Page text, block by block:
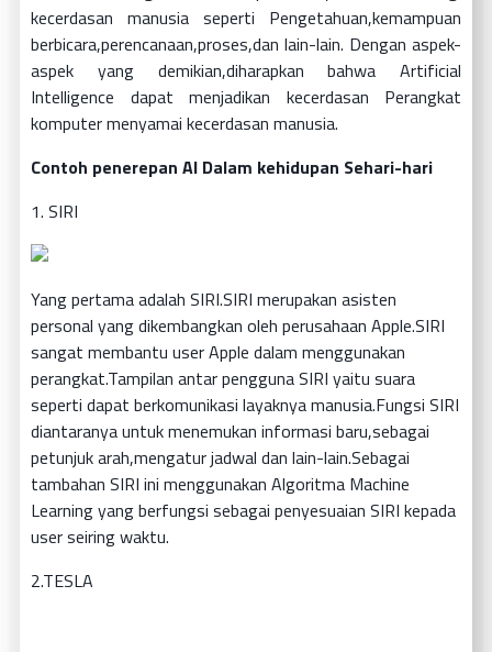
kecerdasan manusia seperti Pengetahuan,kemampuan
berbicara,perencanaan,proses,dan lain-lain. Dengan aspek-
aspek yang demikian,diharapkan bahwa Artificial
Intelligence dapat menjadikan kecerdasan Perangkat
komputer menyamai kecerdasan manusia.
Contoh penerepan AI Dalam kehidupan Sehari-hari
1. SIRI
Yang pertama adalah SIRI.SIRI merupakan asisten
personal yang dikembangkan oleh perusahaan Apple.SIRI
sangat membantu user Apple dalam menggunakan
perangkat.Tampilan antar pengguna SIRI yaitu suara
seperti dapat berkomunikasi layaknya manusia.Fungsi SIRI
diantaranya untuk menemukan informasi baru,sebagai
petunjuk arah,mengatur jadwal dan lain-lain.Sebagai
tambahan SIRI ini menggunakan Algoritma Machine
Learning yang berfungsi sebagai penyesuaian SIRI kepada
user seiring waktu.
2.TESLA